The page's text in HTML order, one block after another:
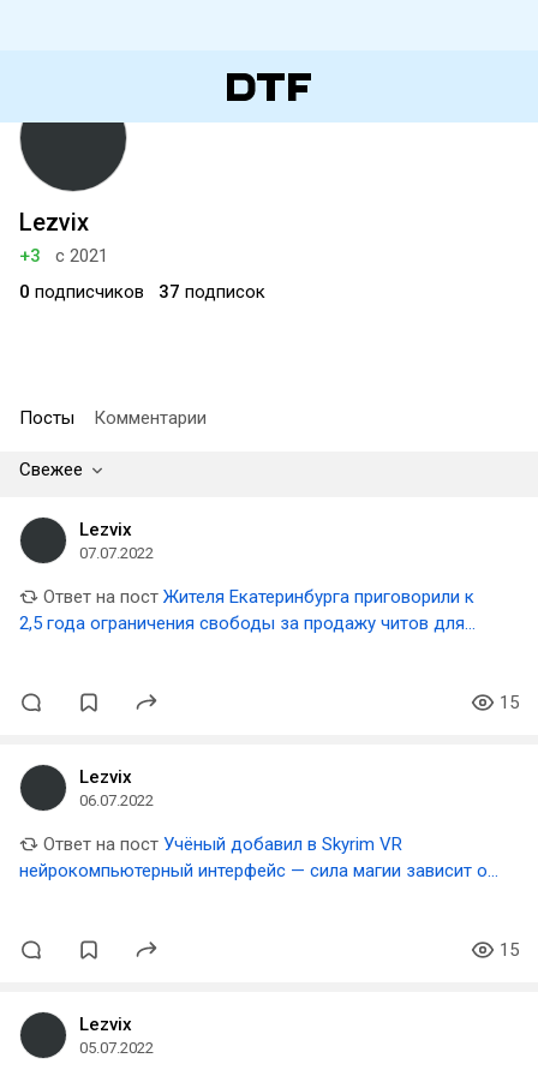
Lezvix
+3
с 2021
0 подписчиков 37 подписок
Посты Комментарии
Свежее
Lezvix
07.07.2022
Ответ на пост Жителя Екатеринбурга приговорили к
2,5 года ограничения свободы за продажу читов для
15
Lezvix
06.07.2022
Ответ на пост Учёный добавил в Skyrim VR
нейрокомпьютерный интерфейс — сила магии зависит от
15
Lezvix
05.07.2022